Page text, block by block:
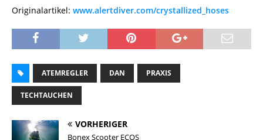
Originalartikel: www.alertdiver.com/crystallized_hoses
ATEMREGLER DAN PRAXIS
TECHTAUCHEN
VORHERIGER
Bonex Scooter ECOS